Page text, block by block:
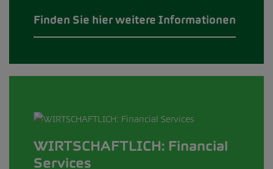
Finden Sie hier weitere Informationen
WIRTSCHAFTLICH: Financial
Services